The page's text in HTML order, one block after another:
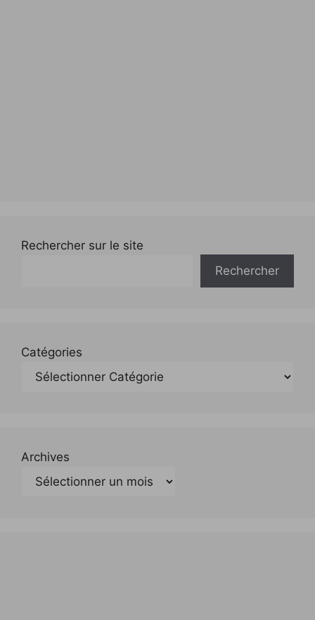
Rechercher sur le site
Rechercher
Catégories
Archives